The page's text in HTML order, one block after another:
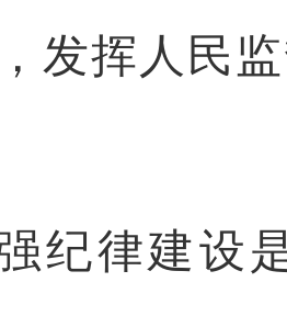
发挥人民
强纪律建设